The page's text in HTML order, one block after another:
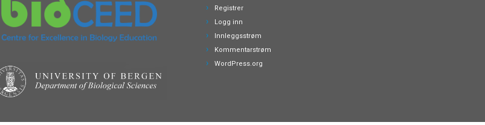
Registrer
Logg inn
Innleggsstrøm
Kommentarstrøm
WordPress.org